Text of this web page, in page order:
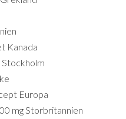
Kanada
Stockholm
Europa
mg Storbritannien